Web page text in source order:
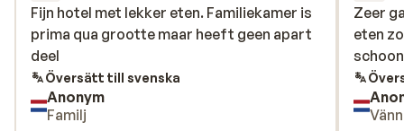
Fijn hotel met lekker eten. Familiekamer is
prima qua grootte maar heeft geen apart
deel
Fijn hotel met lekker eten. Familiekamer is
prima qua grootte maar heeft geen apart
deel
Översätt till svenska
Anonym
Familj
Zeer
eten
Zeer
eten